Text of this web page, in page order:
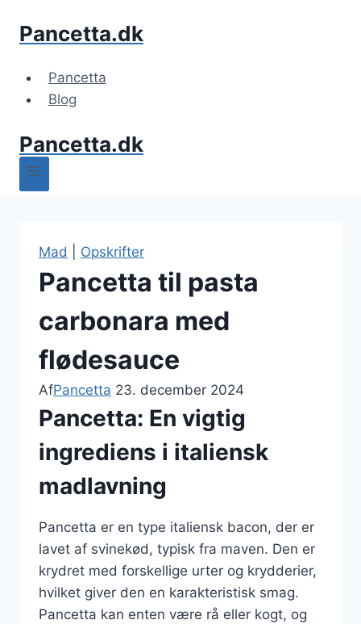
Pancetta.dk
Pancetta
Blog
Pancetta.dk
Mad Opskrifter
Pancetta til pasta
carbonara med
flødesauce
AfPancetta 23. december 2024
Pancetta: En vigtig
ingrediens i italiensk
madlavning
Pancetta er en type italiensk bacon, der er
lavet af svinekød, typisk fra maven. Den er
krydret med forskellige urter og krydderier,
hvilket giver den en karakteristisk smag.
Pancetta kan enten være rå eller kogt, og